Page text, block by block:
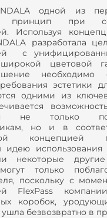
одной из
принцип при
Используя
разработала
с
цветовой
необходимо
эстетики
одними из
не только
но и в
идею
некоторые
только
поскольку с
FlexPass
коробок,
безвозвратно в